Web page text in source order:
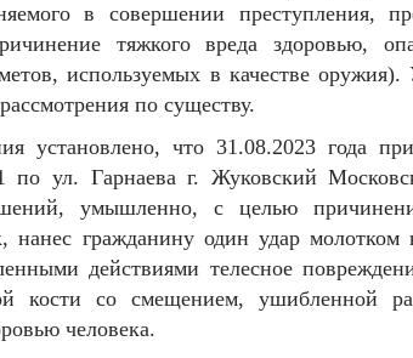
в совершении преступления,
тяжкого вреда здоровью,
используемых в качестве оружия).
по существу.
установлено, что 31.08.2023 года
ул. Гарнаева г. Жуковский
умышленно, с целью
нанес гражданину один удар
действиями телесное
кости со смещением, ушибленной
человека.